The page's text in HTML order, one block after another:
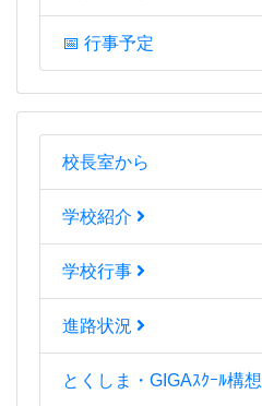
📅 行事予定
校長室から
学校紹介
学校行事
進路状況
とくしま・GIGAｽｸｰﾙ構想